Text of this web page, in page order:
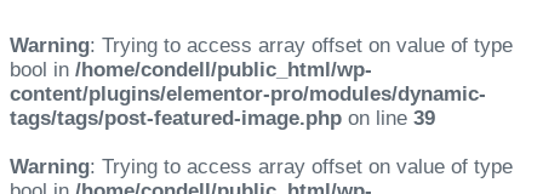
Warning: Trying to access array offset on value of type
bool in /home/condell/public_html/wp-
content/plugins/elementor-pro/modules/dynamic-
tags/tags/post-featured-image.php on line 39
Warning: Trying to access array offset on value of type